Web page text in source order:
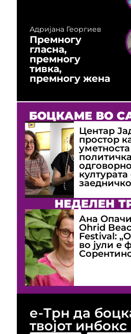
Адријана Георгиев
Премногу
гласна,
премногу
тивка,
премногу жена
БОЦКАМЕ ВО
Центар
простор
политичка
културата
НЕДЕЛЕН
Ана
Оhrid
Festival:
во јули е
е-Трн да
твојот инбокс